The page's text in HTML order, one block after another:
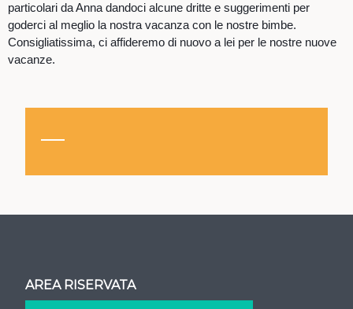
particolari da Anna dandoci alcune dritte e suggerimenti per
goderci al meglio la nostra vacanza con le nostre bimbe.
Consigliatissima, ci affideremo di nuovo a lei per le nostre nuove
vacanze.
AREA RISERVATA